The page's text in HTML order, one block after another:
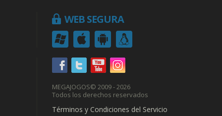
WEB SEGURA
MEGAJOGOS© 2009 - 2026
Todos los derechos reservados
Términos y Condiciones del Servicio